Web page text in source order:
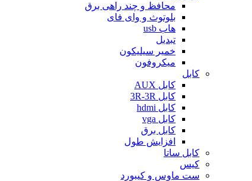
محافظ و چند راهی برق
بلوتوث و وای فای
هاب usb
تبدیل
خمیر سیلیکون
میکروفون
کابل
کابل AUX
کابل 3R-3R
کابل hdmi
کابل vga
کابل برق
افزایش طول
کابل ساتا
کیس
ست ماوس و کیبورد